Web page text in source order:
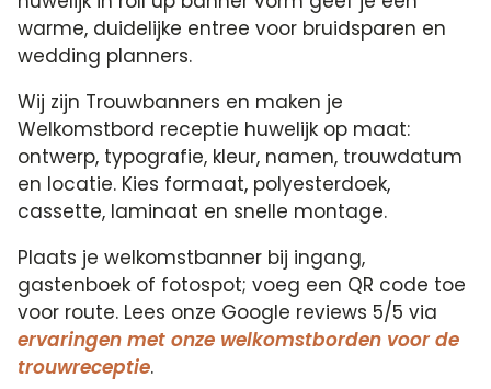
warme, duidelijke entree voor bruidsparen en
wedding planners.
Wij zijn Trouwbanners en maken je
Welkomstbord receptie huwelijk op maat:
ontwerp, typografie, kleur, namen, trouwdatum
en locatie. Kies formaat, polyesterdoek,
cassette, laminaat en snelle montage.
Plaats je welkomstbanner bij ingang,
gastenboek of fotospot; voeg een QR code toe
voor route. Lees onze Google reviews 5/5 via
ervaringen met onze welkomstborden voor de
trouwreceptie.